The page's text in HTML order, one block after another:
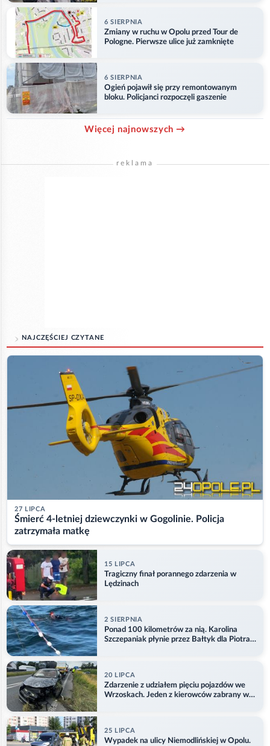
6 SIERPNIA
Zmiany w ruchu w Opolu przed Tour de
Pologne. Pierwsze ulice już zamknięte
6 SIERPNIA
Ogień pojawił się przy remontowanym
bloku. Policjanci rozpoczęli gaszenie
Więcej najnowszych →
reklama
NAJCZĘŚCIEJ CZYTANE
27 LIPCA
Śmierć 4-letniej dziewczynki w Gogolinie. Policja
zatrzymała matkę
15 LIPCA
Tragiczny finał porannego zdarzenia w
Lędzinach
2 SIERPNIA
Ponad 100 kilometrów za nią. Karolina
Szczepaniak płynie przez Bałtyk dla Piotra.
20 LIPCA
Zdarzenie z udziałem pięciu pojazdów we
Wrzoskach. Jeden z kierowców zabrany w
25 LIPCA
Wypadek na ulicy Niemodlińskiej w Opolu.